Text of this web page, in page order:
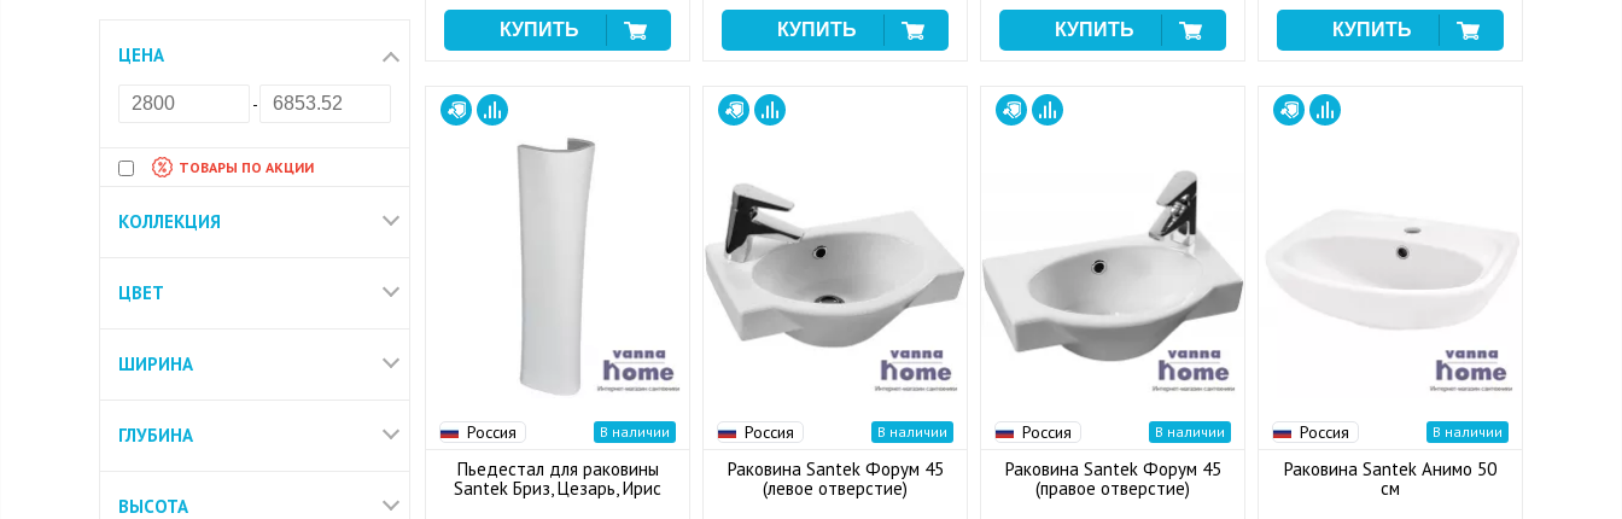
ЦЕНА
-
ТОВАРЫ ПО АКЦИИ
КОЛЛЕКЦИЯ
ЦВЕТ
ШИРИНА
ГЛУБИНА
ВЫСОТА
Россия В наличии
Пьедестал для раковины
Santek Бриз, Цезарь, Ирис
Россия В наличии
Раковина Santek Форум 45
(левое отверстие)
Россия В наличии
Раковина Santek Форум 45
(правое отверстие)
Россия В наличии
Раковина Santek Анимо 50
см